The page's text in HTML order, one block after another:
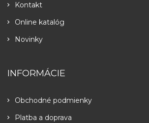
Kontakt
Online katalóg
Novinky
INFORMÁCIE
Obchodné podmienky
Platba a doprava